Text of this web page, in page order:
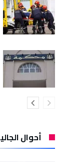
أحوال